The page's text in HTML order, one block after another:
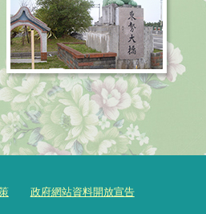
政府網站資料開放宣告